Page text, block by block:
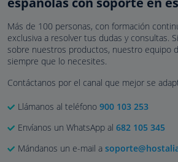
Más de 100 personas, con formación
exclusiva a resolver tus dudas y consultas.
sobre nuestros productos, nuestro equipo
siempre que lo necesites.
Contáctanos por el canal que mejor se
Llámanos al teléfono 900 103 253
Envíanos un WhatsApp al 682 105 345
Mándanos un e-mail a